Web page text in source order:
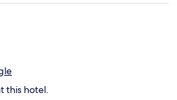
this hotel.